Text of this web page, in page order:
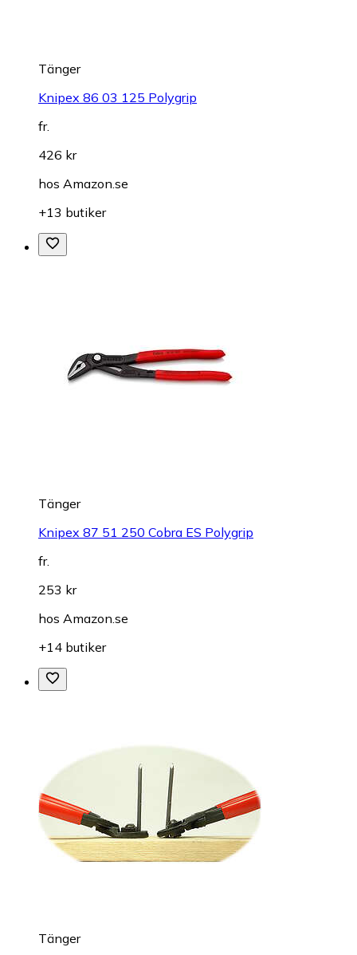
Tänger
Knipex 86 03 125 Polygrip
fr.
426 kr
hos Amazon.se
+13 butiker
Tänger
Knipex 87 51 250 Cobra ES Polygrip
fr.
253 kr
hos Amazon.se
+14 butiker
Tänger